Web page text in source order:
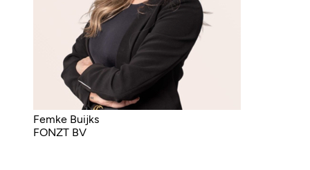
Femke Buijks
FONZT BV